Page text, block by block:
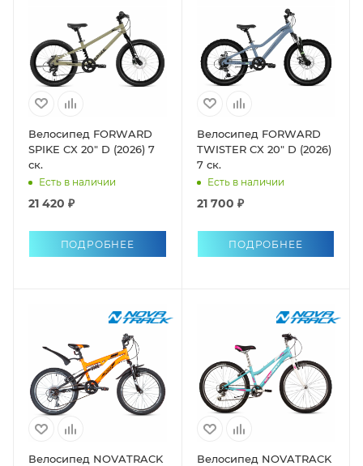
Велосипед FORWARD
SPIKE CX 20" D (2026) 7
ск.
Есть в наличии
21 420 ₽
ПОДРОБНЕЕ
Велосипед FORWARD
TWISTER CX 20" D (2026)
7 ск.
Есть в наличии
21 700 ₽
ПОДРОБНЕЕ
Велосипед NOVATRACK
Велосипед NOVATRACK